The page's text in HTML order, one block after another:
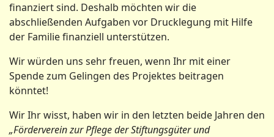
finanziert sind. Deshalb möchten wir die
abschließenden Aufgaben vor Drucklegung mit Hilfe
der Familie finanziell unterstützen.
Wir würden uns sehr freuen, wenn Ihr mit einer
Spende zum Gelingen des Projektes beitragen
könntet!
Wir Ihr wisst, haben wir in den letzten beide Jahren den
„Förderverein zur Pflege der Stiftungsgüter und